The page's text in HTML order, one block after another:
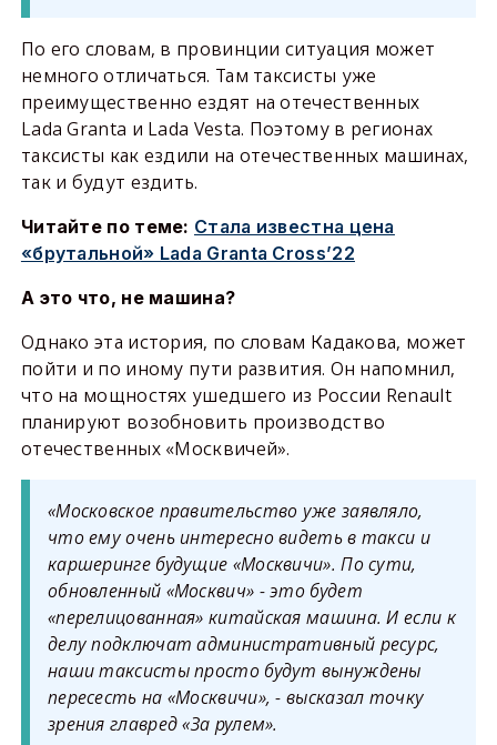
По его словам, в провинции ситуация может
немного отличаться. Там таксисты уже
преимущественно ездят на отечественных
Lada Granta и Lada Vesta. Поэтому в регионах
таксисты как ездили на отечественных машинах,
так и будут ездить.
Читайте по теме: Стала известна цена
«брутальной» Lada Granta Cross’22
А это что, не машина?
Однако эта история, по словам Кадакова, может
пойти и по иному пути развития. Он напомнил,
что на мощностях ушедшего из России Renault
планируют возобновить производство
отечественных «Москвичей».
«Московское правительство уже заявляло,
что ему очень интересно видеть в такси и
каршерингебудущие «Москвичи». По сути,
обновленный «Москвич» - это будет
«перелицованная» китайская машина. И если к
делуподключат административный ресурс,
наши таксисты просто будут вынуждены
пересесть на «Москвичи», - высказал точку
зренияглавред«За рулем».